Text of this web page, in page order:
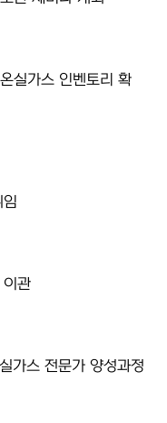
실가스 인벤토리 확
임
이관
가스 전문가 양성과정